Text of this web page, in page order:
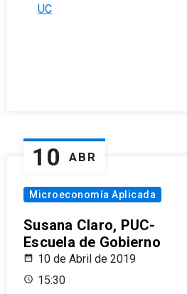
UC
10 ABR
Microeconomía Aplicada
Susana Claro, PUC-
Escuela de Gobierno
10 de Abril de 2019
15:30